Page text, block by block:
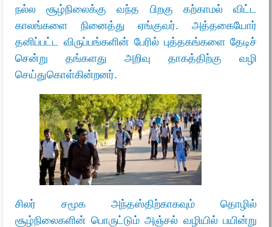
நல்ல சூழ்நிலைக்கு வந்த பிறகு கற்காமல் விட்ட
காலங்களை நினைத்து ஏங்குவர். அத்தகையோர்
தனிப்பட்ட விருப்பங்களின் பேரில் புத்தகங்களை தேடிச்
சென்று தங்களது அறிவு தாகத்திற்கு வழி
செய்துகொள்கின்றனர்.
சிலர் சமூக அந்தஸ்திற்காகவும் தொழில்
சூழ்நிலைகளின் பொருட்டும் அஞ்சல் வழியில் பயின்று